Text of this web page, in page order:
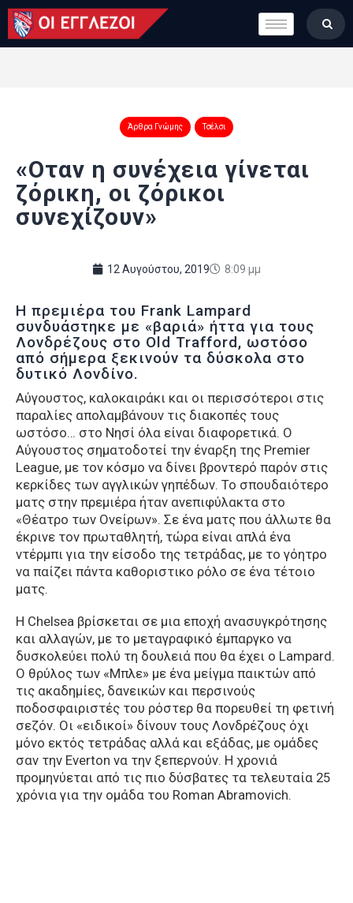
LONDON CALLING
ΚΑΤΗΓΟΡΙΕΣ
ΟΜΑΔΕΣ
ΠΟΙΟΙ ΕΙΜΑΣΤΕ
Άρθρα Γνώμης Τσέλσι
«Οταν η συνέχεια γίνεται
ζόρικη, οι ζόρικοι
συνεχίζουν»
12 Αυγούστου, 2019 8:09 μμ
Η πρεμιέρα του Frank Lampard
συνδυάστηκε με «βαριά» ήττα για τους
Λονδρέζους στο Old Trafford, ωστόσο
από σήμερα ξεκινούν τα δύσκολα στο
δυτικό Λονδίνο.
Αύγουστος, καλοκαιράκι και οι περισσότεροι στις
παραλίες απολαμβάνουν τις διακοπές τους
ωστόσο… στο Νησί όλα είναι διαφορετικά. Ο
Αύγουστος σηματοδoτεί την έναρξη της Premier
League, με τον κόσμο να δίνει βροντερό παρόν στις
κερκίδες των αγγλικών γηπέδων. Το σπουδαιότερο
ματς στην πρεμιέρα ήταν ανεπιφύλακτα στο
«Θέατρο των Ονείρων». Σε ένα ματς που άλλωτε θα
έκρινε τον πρωταθλητή, τώρα είναι απλά ένα
ντέρμπι για την είσοδο της τετράδας, με το γόητρο
να παίζει πάντα καθοριστικο ρόλο σε ένα τέτοιο
ματς.
Η Chelsea βρίσκεται σε μια εποχή ανασυγκρότησης
και αλλαγών, με το μεταγραφικό έμπαργκο να
δυσκολεύει πολύ τη δουλειά που θα έχει ο Lampard.
Ο θρύλος των «Μπλε» με ένα μείγμα παικτών από
τις ακαδημίες, δανεικών και περσινούς
ποδοσφαιριστές του ρόστερ θα πορευθεί τη φετινή
σεζόν. Οι «ειδικοί» δίνουν τους Λονδρέζους όχι
μόνο εκτός τετράδας αλλά και εξάδας, με ομάδες
σαν την Everton να την ξεπερνούν. Η χρονιά
προμηνύεται από τις πιο δύσβατες τα τελευταία 25
χρόνια για την ομάδα του Roman Abramovich.